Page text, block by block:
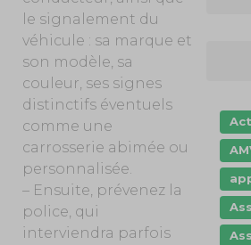
le signalement du
véhicule : sa marque et
son modèle, sa
couleur, ses signes
distinctifs éventuels
comme une
carrosserie abimée ou
personnalisée.
– Ensuite, prévenez la
police, qui
interviendra parfois